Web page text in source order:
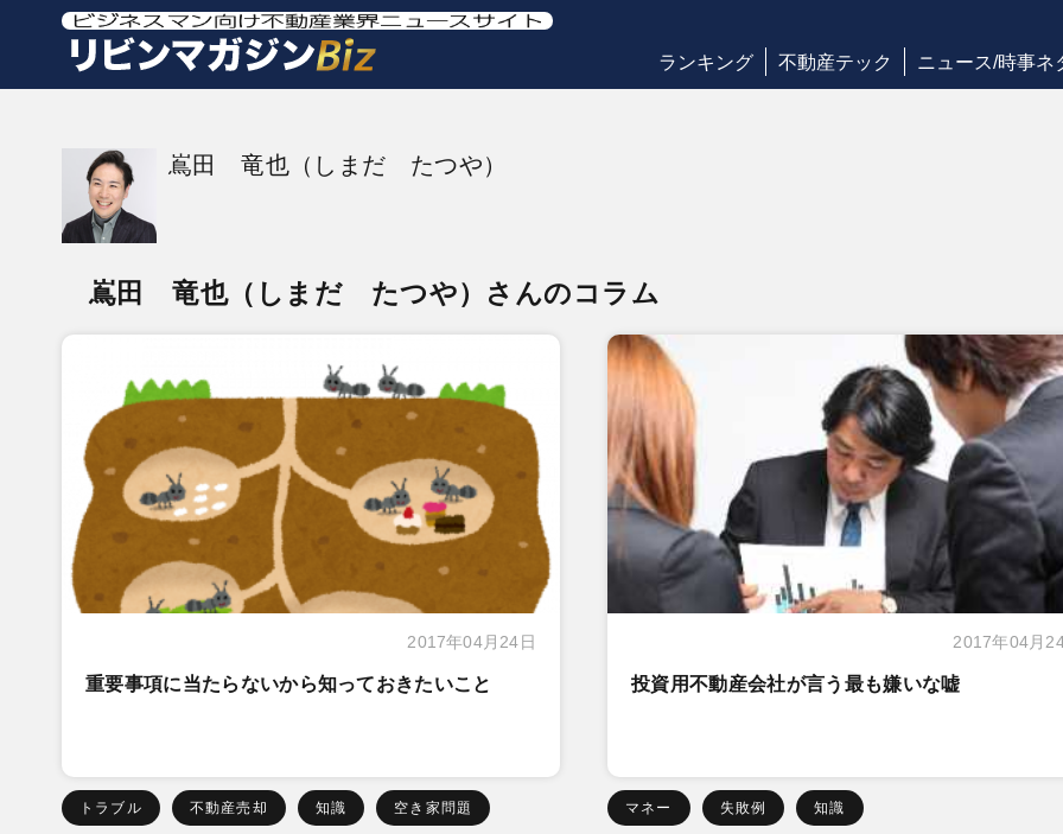
ランキング 不動産テック ニュース/時事ネ
嶌田 竜也（しまだ たつや）
嶌田 竜也（しまだ たつや）さんのコラム
2017年04月24日
重要事項に当たらないから知っておきたいこと
トラブル 不動産売却 知識 空き家問題
2017年04月
投資用不動産会社が言う最も嫌いな嘘
マネー 失敗例 知識